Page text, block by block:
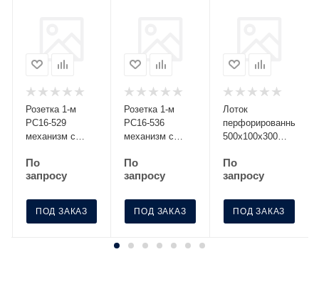
Розетка 1-м
РС16-529
механизм с
шторками
серебро Без
п.1ст.118 НК
По
запросу
ПОД ЗАКАЗ
Розетка 1-м
РС16-536
механизм с
крышкой с защ.
шторк. графит
п.п.1,16
п.1ст.118 НК
По
запросу
ПОД ЗАКАЗ
Лоток
перфорированный
500х100х300
100-3
По
запросу
ПОД ЗАКАЗ